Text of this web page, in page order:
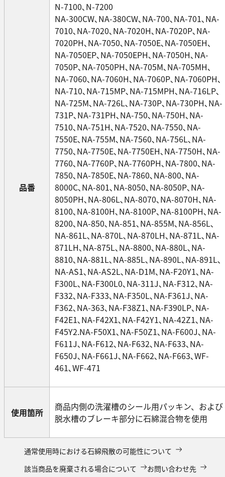
品番
N-7100､N-7200
NA-300CW､NA-380CW､NA-700､NA-701､NA-
7010､NA-7020､NA-7020H､NA-7020P､NA-
7020PH､NA-7050､NA-7050E､NA-7050EH､
NA-7050EP､NA-7050EPH､NA-7050H､NA-
7050P､NA-7050PH､NA-705M､NA-705MH､
NA-7060､NA-7060H､NA-7060P､NA-7060PH､
NA-710､NA-715MP､NA-715MPH､NA-716LP､
NA-725M､NA-726L､NA-730P､NA-730PH､NA-
731P､NA-731PH､NA-750､NA-750H､NA-
7510､NA-751H､NA-7520､NA-7550､NA-
7550E､NA-755M､NA-7560､NA-756L､NA-
7750､NA-7750E､NA-7750EH､NA-7750H､NA-
7760､NA-7760P､NA-7760PH､NA-7800､NA-
7850､NA-7850E､NA-7860､NA-800､NA-
8000C､NA-801､NA-8050､NA-8050P､NA-
8050PH､NA-806L､NA-8070､NA-8070H､NA-
8100､NA-8100H､NA-8100P､NA-8100PH､NA-
8200､NA-850､NA-851､NA-855M､NA-856L､
NA-861L､NA-870L､NA-870LH､NA-871L､NA-
871LH､NA-875L､NA-8800､NA-880L､NA-
8810､NA-881L､NA-885L､NA-890L､NA-891L､
NA-AS1､NA-AS2L､NA-D1M､NA-F20Y1､NA-
F300L､NA-F300L0､NA-311J､NA-F312､NA-
F332､NA-F333､NA-F350L､NA-F361J､NA-
F362､NA-363､NA-F38Z1､NA-F390LP､NA-
F42E1､NA-F42X1､NA-F42Y1､NA-42Z1､NA-
F45Y2.NA-F50X1､NA-F50Z1､NA-F600J､NA-
F611J､NA-F612､NA-F632､NA-F633､NA-
F650J､NA-F661J､NA-F662､NA-F663､WF-
461､WF-471
使用箇所
商品内側の洗濯槽のシール用パッキン、および
脱水槽のブレーキ部分に石綿混合物を使用
通常使用時における石綿飛散の可能性について
該当商品を廃棄される場合について
お問い合わせ先